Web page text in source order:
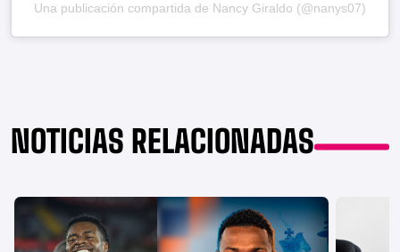
Una publicación compartida de Nancy Giraldo (@nanys07)
NOTICIAS RELACIONADAS